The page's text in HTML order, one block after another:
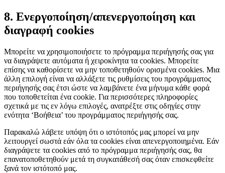
8. Ενεργοποίηση/απενεργοποίηση και
διαγραφή cookies
Μπορείτε να χρησιμοποιήσετε το πρόγραμμα περιήγησής σας για
να διαγράψετε αυτόματα ή χειροκίνητα τα cookies. Μπορείτε
επίσης να καθορίσετε να μην τοποθετηθούν ορισμένα cookies. Μια
άλλη επιλογή είναι να αλλάξετε τις ρυθμίσεις του προγράμματος
περιήγησής σας έτσι ώστε να λαμβάνετε ένα μήνυμα κάθε φορά
που τοποθετείται ένα cookie. Για περισσότερες πληροφορίες
σχετικά με τις εν λόγω επιλογές, ανατρέξτε στις οδηγίες στην
ενότητα ‘Βοήθεια’ του προγράμματος περιήγησής σας.
Παρακαλώ λάβετε υπόψη ότι ο ιστότοπός μας μπορεί να μην
λειτουργεί σωστά εάν όλα τα cookies είναι απενεργοποιημένα. Εάν
διαγράψετε τα cookies από το πρόγραμμα περιήγησής σας, θα
επανατοποθετηθούν μετά τη συγκατάθεσή σας όταν επισκεφθείτε
ξανά τον ιστότοπό μας.